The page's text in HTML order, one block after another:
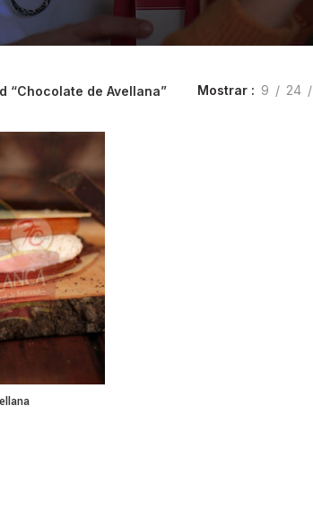
“Chocolate de Avellana” Mostrar 9 24
OPCIONES